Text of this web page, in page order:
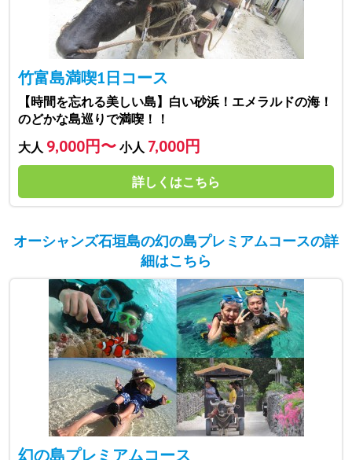
竹富島満喫1日コース
【時間を忘れる美しい島】白い砂浜！エメラルドの海！
のどかな島巡りで満喫！！
大人 9,000円〜 小人 7,000円
詳しくはこちら
オーシャンズ石垣島の幻の島プレミアムコースの詳
細はこちら
幻の島プレミアムコース